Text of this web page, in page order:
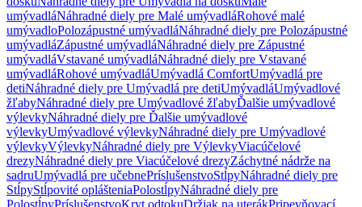
umývadláNáhradné diely pre Malé umývadláRohové malé
umývadloPolozápustné umývadláNáhradné diely pre Polozápustné
umývadláZápustné umývadláNáhradné diely pre Zápustné
umývadláVstavané umývadláNáhradné diely pre Vstavané
umývadláRohové umývadláUmývadlá ComfortUmývadlá pre
detiNáhradné diely pre Umývadlá pre detiUmývadláUmývadlové
žľabyNáhradné diely pre Umývadlové žľabyĎalšie umývadlové
výlevkyNáhradné diely pre Ďalšie umývadlové
výlevkyUmývadlové výlevkyNáhradné diely pre Umývadlové
výlevkyVýlevkyNáhradné diely pre VýlevkyViacúčelové
drezyNáhradné diely pre Viacúčelové drezyZáchytné nádrže na
sadruUmývadlá pre učebnePríslušenstvoStĺpyNáhradné diely pre
StĺpyStĺpovité oplášteniaPolostĺpyNáhradné diely pre
PolostĺpyPríslušenstvoKryt odtokuDržiak na uterákPripevňovací